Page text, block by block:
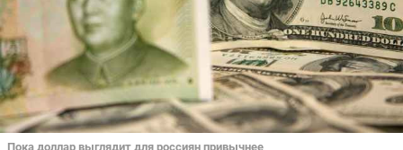
Пока доллар выглядит для россиян привычнее